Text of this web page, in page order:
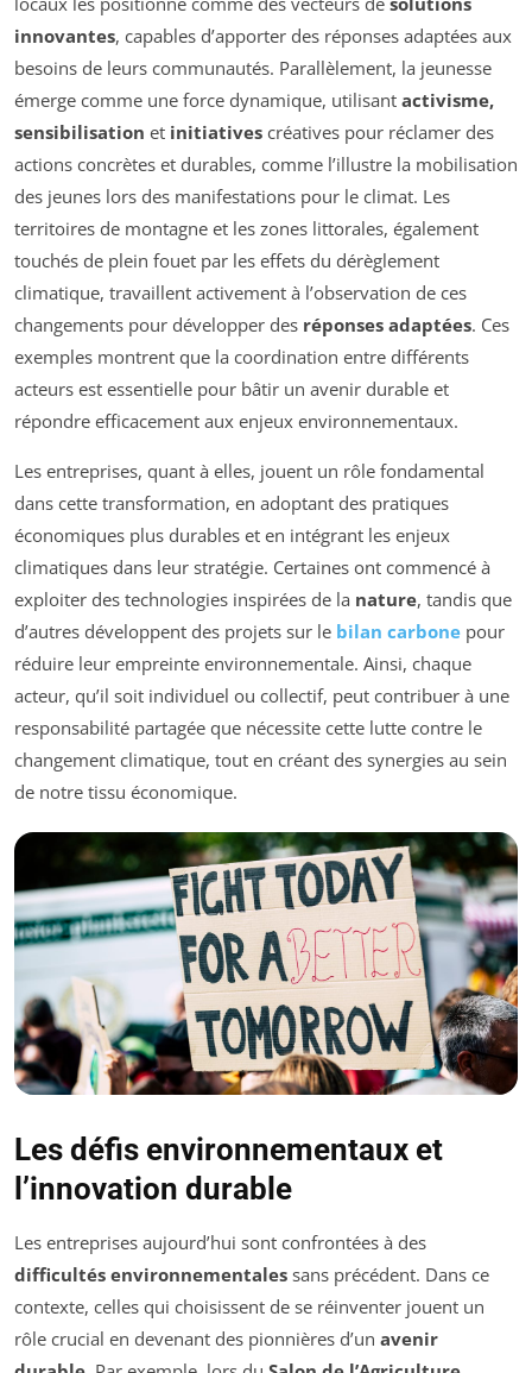
innovantes, capables d’apporter des réponses adaptées aux
besoins de leurs communautés. Parallèlement, la jeunesse
émerge comme une force dynamique, utilisant activisme,
sensibilisation et initiatives créatives pour réclamer des
actions concrètes et durables, comme l’illustre la mobilisation
des jeunes lors des manifestations pour le climat. Les
territoires de montagne et les zones littorales, également
touchés de plein fouet par les effets du dérèglement
climatique, travaillent activement à l’observation de ces
changements pour développer des réponses adaptées. Ces
exemples montrent que la coordination entre différents
acteurs est essentielle pour bâtir un avenir durable et
répondre efficacement aux enjeux environnementaux.
Les entreprises, quant à elles, jouent un rôle fondamental
dans cette transformation, en adoptant des pratiques
économiques plus durables et en intégrant les enjeux
climatiques dans leur stratégie. Certaines ont commencé à
exploiter des technologies inspirées de la nature, tandis que
d’autres développent des projets sur le bilan carbone pour
réduire leur empreinte environnementale. Ainsi, chaque
acteur, qu’il soit individuel ou collectif, peut contribuer à une
responsabilité partagée que nécessite cette lutte contre le
changement climatique, tout en créant des synergies au sein
de notre tissu économique.
Les défis environnementaux et
l’innovation durable
Les entreprises aujourd’hui sont confrontées à des
difficultés environnementales sans précédent. Dans ce
contexte, celles qui choisissent de se réinventer jouent un
rôle crucial en devenant des pionnières d’un avenir